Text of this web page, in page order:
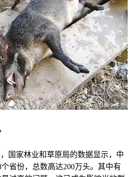
国家林业和草原局的数据显示，中
省份，总数高达200万头。其中有